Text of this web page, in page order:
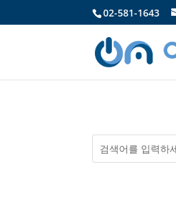
02-581-1643